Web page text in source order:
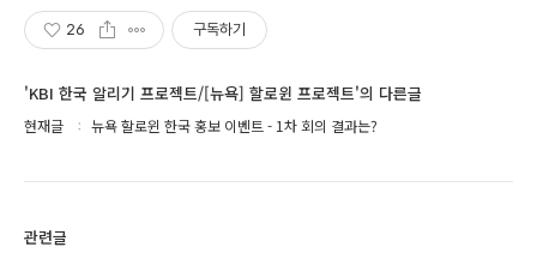
26 구독하기
'KBI 한국 알리기 프로젝트/[뉴욕] 할로윈 프로젝트'의 다른글
현재글 뉴욕 할로윈 한국 홍보 이벤트 - 1차 회의 결과는?
관련글